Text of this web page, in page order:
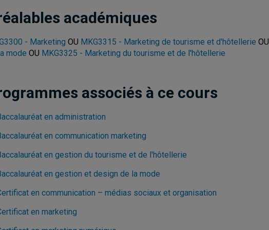
académiques
- Marketing OU MKG3315 - Marketing de tourisme et d'hôtellerie OU
mode OU MKG3325 - Marketing du tourisme et de l'hôtellerie
associés à ce cours
en administration
en communication marketing
en gestion du tourisme et de l'hôtellerie
en gestion et design de la mode
en communication – médias sociaux et organisation
en marketing